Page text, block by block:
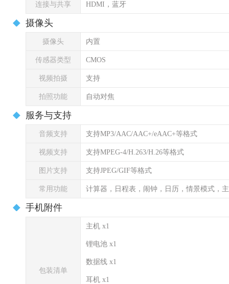
连接与共享 HDMI，蓝牙
摄像头
摄像头 内置
传感器类型 CMOS
视频拍摄 支持
拍照功能 自动对焦
服务与支持
音频支持 支持MP3/AAC/AAC+/eAAC+等格式
视频支持 支持MPEG-4/H.263/H.26等格式
图片支持 支持JPEG/GIF等格式
常用功能 计算器，日程表，闹钟，日历，情景模式，
手机附件
包装清单
主机 x1
锂电池 x1
数据线 x1
耳机 x1